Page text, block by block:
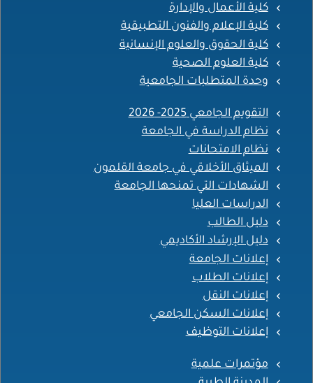
كلية الأعمال والإدارة
كلية الإعلام والفنون التطبيقية
كلية الحقوق والعلوم الإنسانية
كلية العلوم الصحية
وحدة المتطلبات الجامعية
التقويم الجامعي 2025- 2026
نظام الدراسة في الجامعة
نظام الامتحانات
الميثاق الأخلاقي في جامعة القلمون
الشهادات التي تمنحها الجامعة
الدراسات العليا
دليل الطالب
دليل الإرشاد الأكاديمي
إعلانات الجامعة
إعلانات الطلاب
إعلانات النقل
إعلانات السكن الجامعي
إعلانات التوظيف
مؤتمرات علمية